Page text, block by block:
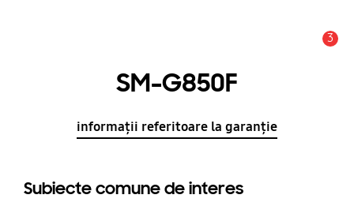
3
SM-G850F
informații referitoare la garanție
Subiecte comune de interes